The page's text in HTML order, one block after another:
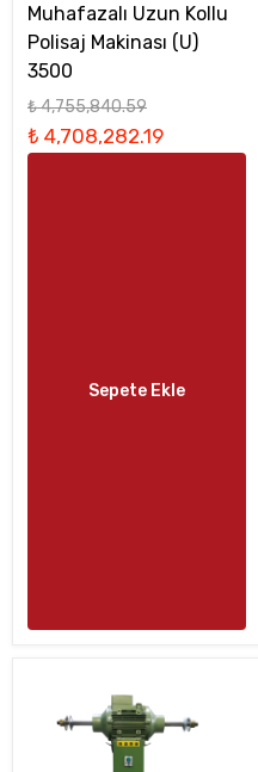
Muhafazalı Uzun Kollu
Polisaj Makinası (U)
3500
₺ 4,755,840.59
₺ 4,708,282.19
Sepete Ekle